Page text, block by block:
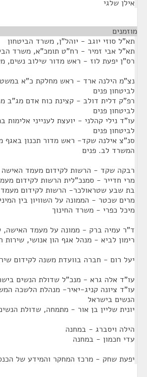
אילן שלגי
מוזמנים
תא"ל סוזי יוגב - יוהל"ן, משרד הביטחון
תא"ל אבי זמיר - רח"ט תומכ"א, משרד
רס"ן יפעת לוז - ראש מדור שילוב נשים,
נצ"מ הילנה ארד - ראש מחלקת כ"א
לביטחון פנים
רפ"ק דלית דולב - קצינת כוח אדם מג"ב
לביטחון פנים
עו"ד נילי קהלני - יועצת לענייני
לביטחון פנים
סנ"צ אילנה שקד- ראש מדור תכנון באגף
המשרד לב. פנים
רבקה שקד - הרשות לקידום מעמד האישה
מרי חדייר - סמנכ"לית הרשות לקידום
בת שבע שטראולכר- הרשות לקידום
מרים שכטר - הממונה על השוויון בין
מיכל כפרי - משרד החינוך
ד"ר עמיה ברק - ממונה על מעמד האישה,
רימון לביא - מנהל אגף הון אנושי, שירות
יעל רום - חברה בוועדת משנה לקידום
עו"ד אלה גרא - מנכ"ל שדולת הנשים
עו"ד ציונה קניג-יאיר- מנהלת הלשכה
הנשים בישראל
יונית שליין בן אור - מתמחה, שדולת
הילה ויסברג - במחנה
עדי חכמון - במחנה
יפעת שחק - מרכז המחקר והמידע של